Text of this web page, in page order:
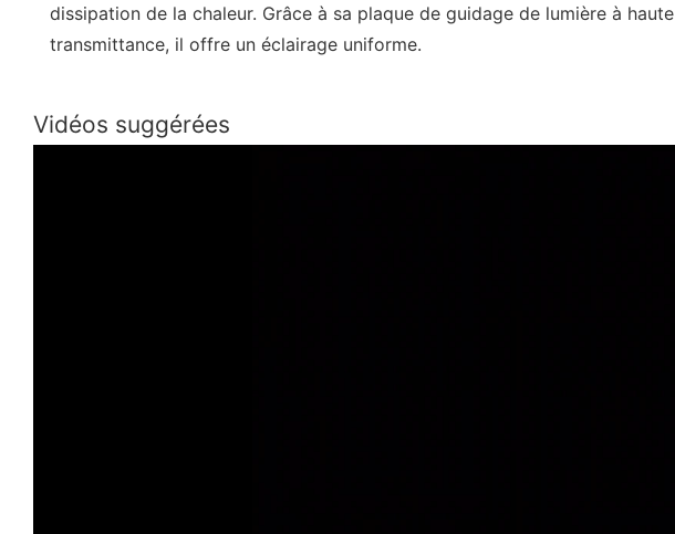
dissipation de la chaleur. Grâce à sa plaque de guidage de lumière à haute
transmittance, il offre un éclairage uniforme.
Vidéos suggérées